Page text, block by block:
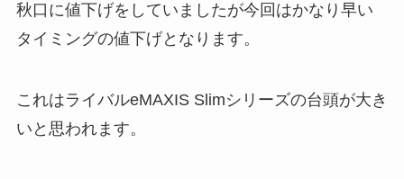
秋口に値下げをしていましたが今回はかなり早い
タイミングの値下げとなります。
これはライバルeMAXIS Slimシリーズの台頭が大き
いと思われます。